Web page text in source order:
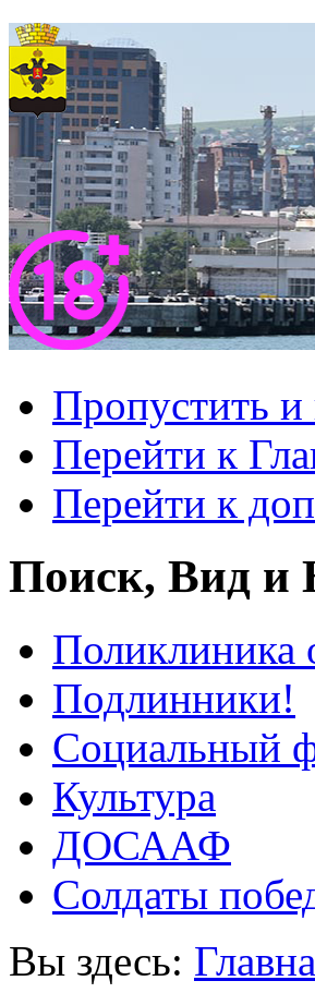
Пропустить и
Перейти к
Перейти к
Поиск, Вид и
Поликлиника
Подлинники!
Социальный
Культура
ДОСААФ
Солдаты
Вы здесь: